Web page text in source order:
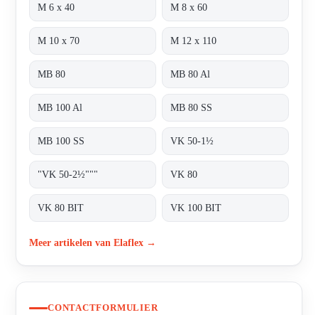
M 6 x 40 M 8 x 60
M 10 x 70 M 12 x 110
MB 80 MB 80 Al
MB 100 Al MB 80 SS
MB 100 SS VK 50-1½
"VK 50-2½""" VK 80
VK 80 BIT VK 100 BIT
Meer artikelen van Elaflex →
CONTACTFORMULIER